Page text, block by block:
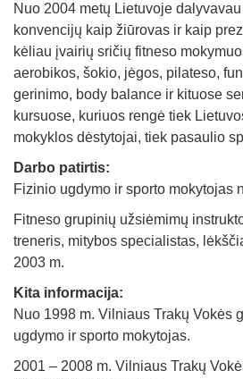
Nuo 2004 metų Lietuvoje
konvencijų kaip žiūrovas ir kaip
kėliau įvairių sričių fitneso
aerobikos, šokio, jėgos, pilateso,
gerinimo, body balance ir kituose
kursuose, kuriuos rengė tiek
mokyklos dėstytojai, tiek pasaulio
Darbo patirtis:
Fizinio ugdymo ir sporto mokytojas
Fitneso grupinių užsiėmimų
treneris, mitybos specialistas,
2003 m.
Kita informacija:
Nuo 1998 m. Vilniaus Trakų Vokės
ugdymo ir sporto mokytojas.
2001 – 2008 m. Vilniaus Trakų